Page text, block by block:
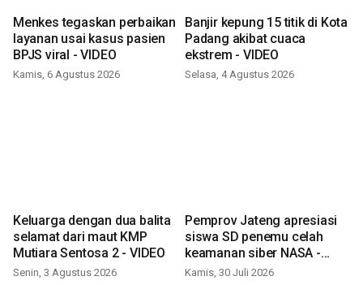
Menkes tegaskan perbaikan
layanan usai kasus pasien
BPJS viral - VIDEO
Kamis, 6 Agustus 2026
Banjir kepung 15 titik di Kota
Padang akibat cuaca
ekstrem - VIDEO
Selasa, 4 Agustus 2026
Keluarga dengan dua balita
selamat dari maut KMP
Mutiara Sentosa 2 - VIDEO
Senin, 3 Agustus 2026
Pemprov Jateng apresiasi
siswa SD penemu celah
keamanan siber NASA -
VIDEO
Kamis, 30 Juli 2026